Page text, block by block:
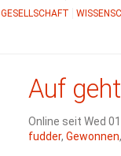
GESELLSCHAFT
Auf
Online seit Wed
fudder, Gewonnen,